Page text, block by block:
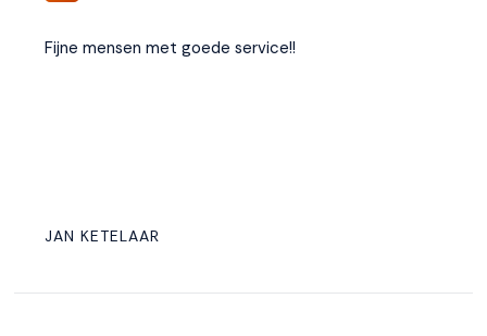
Fijne mensen met goede service!!
JAN KETELAAR